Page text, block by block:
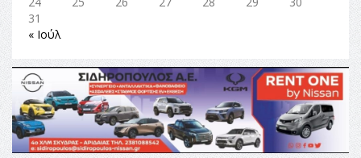
31
« Ιούλ